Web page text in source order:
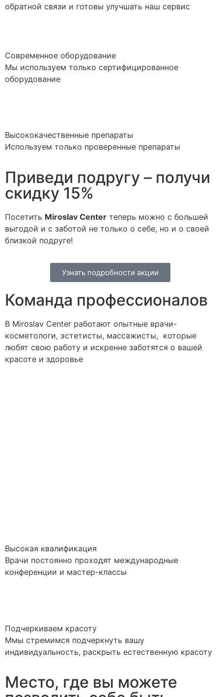
обратной связи и готовы улучшать наш сервис
Современное оборудование
Мы используем только сертифицированное
оборудование
Высококачественные препараты
Используем только проверенные препараты
Приведи подругу – получи
скидку 15%
Посетить Miroslav Сenter теперь можно с большей
выгодой и с заботой не только о себе, но и о своей
близкой подруге!
Узнать подробности акции
Команда профессионалов
В Miroslav Сenter работают опытные врачи-
косметологи, эстетисты, массажисты, которые
любят свою работу и искренне заботятся о вашей
красоте и здоровье
Высокая квалификация
Врачи постоянно проходят международные
конференции и мастер-классы
Подчеркиваем красоту
Ммы стремимся подчеркнуть вашу
индивидуальность, раскрыть естественную красоту
Место, где вы можете